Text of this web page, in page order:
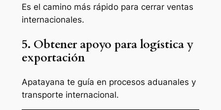
Es el camino más rápido para cerrar ventas
internacionales.
5. Obtener apoyo para logística y
exportación
Apatayana te guía en procesos aduanales y
transporte internacional.